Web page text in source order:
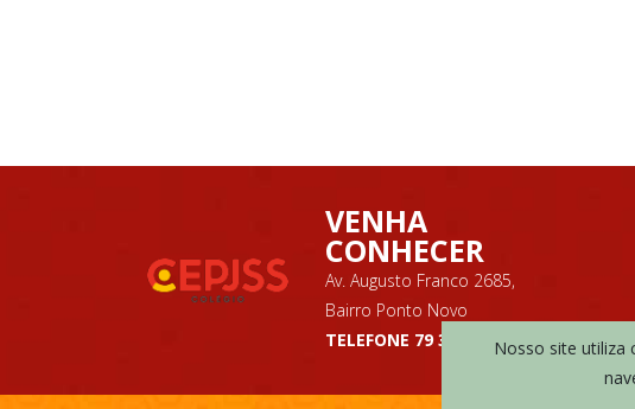
VENHA
CONHECER
Av. Augusto Franco 2685,
Bairro Ponto Novo
TELEFONE 79 3225 7075Nosso site utiliza